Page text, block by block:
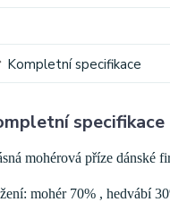
Kompletní specifikace
specifikace
mohérová příze dánské
mohér 70% , hedvábí